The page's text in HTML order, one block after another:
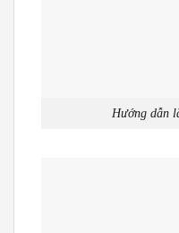
Hướng dẫn